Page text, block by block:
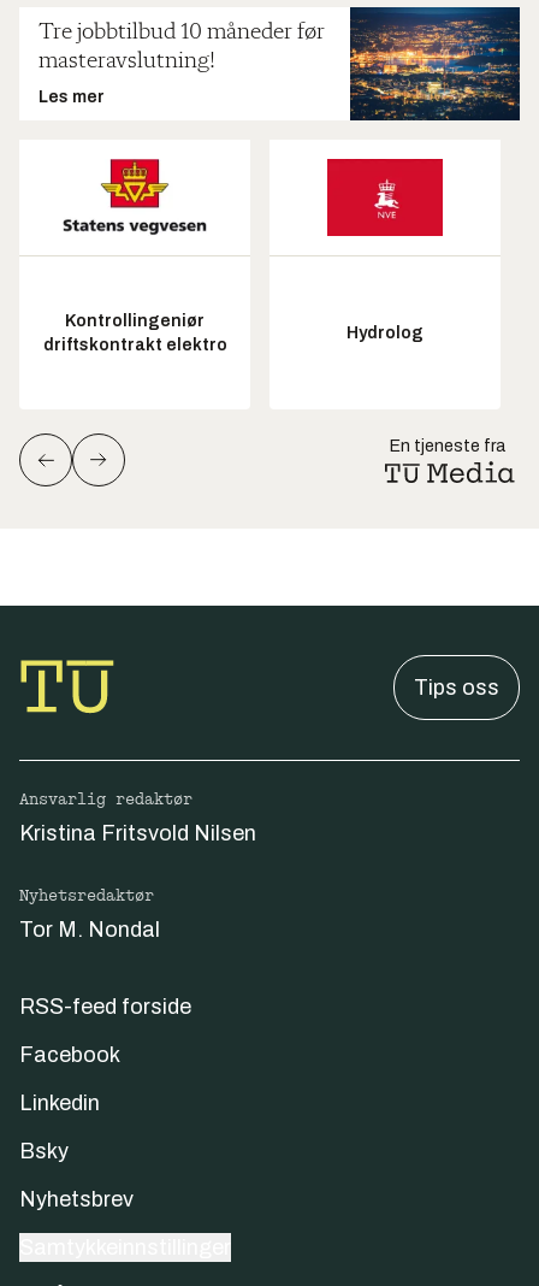
Tre jobbtilbud 10 måneder før
masteravslutning!
Les mer
Kontrollingeniør
driftskontrakt elektro
Hydrolog
En tjeneste fra
Tips oss
Ansvarlig redaktør
Kristina Fritsvold Nilsen
Nyhetsredaktør
Tor M. Nondal
RSS-feed forside
Facebook
Linkedin
Bsky
Nyhetsbrev